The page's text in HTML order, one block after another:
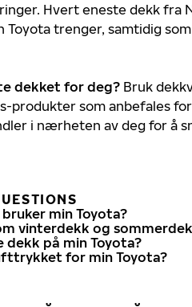
Hvert eneste dekk fra
Toyota trenger, samtidig
dekket for deg? Bruk
produkter som anbefales
i nærheten av deg for å
min Toyota?
vinterdekk og
på min Toyota?
for min Toyota?